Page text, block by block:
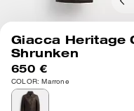
Giacca Heritage
Shrunken
650 €
COLOR: Marrone